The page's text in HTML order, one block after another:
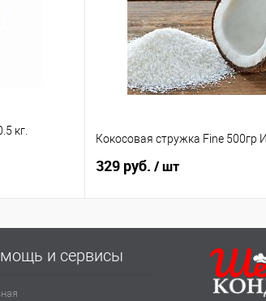
кг.
Кокосовая стружка Fine 500гр
329 руб. / шт
и сервисы